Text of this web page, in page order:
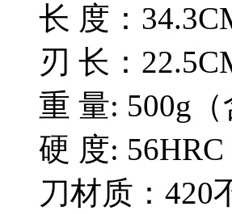
长 度：
刃 长：
重 量: 500g（
硬 度: 56HRC
刀材质：420